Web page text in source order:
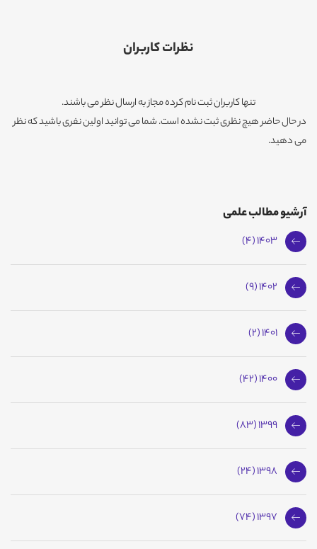
نظرات کاربران
تنها کاربران ثبت نام کرده مجاز به ارسال نظر می باشند.
در حال حاضر هیچ نظری ثبت نشده است. شما می توانید اولین نفری باشید که نظر
می دهید.
آرشیو مطالب علمی
1403 (4)
1402 (9)
1401 (2)
1400 (42)
1399 (83)
1398 (24)
1397 (74)